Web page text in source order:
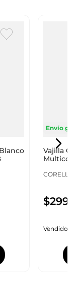
Envío
Vajilla
CORELLE
$299
Vendido